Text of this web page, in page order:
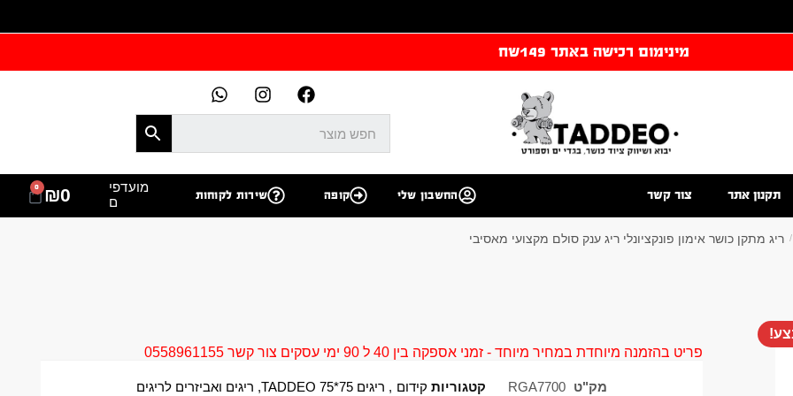
מינימום רכישה באתר 149שח
תקנון אתר צור קשר החשבון שלי קופה שירות לקוחות
מועדפי
ם
₪0
0
/ ריג מתקן כושר אימון פונקציונלי ריג ענק סולם מקצועי מאסיבי
פריט בהזמנה מיוחדת במחיר מיוחד - זמני אספקה בין 40 ל 90 ימי עסקים צור קשר 0558961155
מק"ט RGA7700 קטגוריות קידום , ריגים 75*75 TADDEO , ריגים ואביזרים לריגים